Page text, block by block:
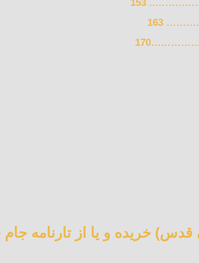
153
خريده و يا از تارنامه